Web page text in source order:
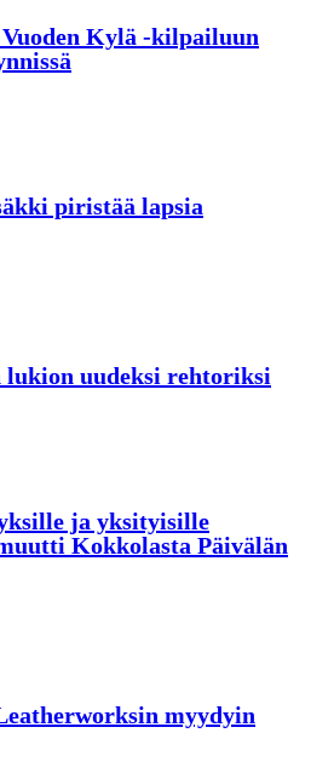
Kylä -kilpailuun
piristää lapsia
lukion uudeksi rehtoriksi
ja yksityisille
Kokkolasta Päivälän
myydyin